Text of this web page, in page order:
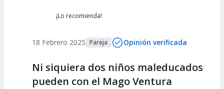
¡Lo recomienda!
18 Febrero 2025 Pareja Opinión verificada
Ni siquiera dos niños maleducados
pueden con el Mago Ventura